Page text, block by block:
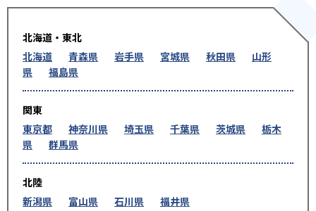
北海道・東北
北海道
青森県 岩手県 宮城県 秋田県
山形
県
福島県
関東
東京都
神奈川県 埼玉県 千葉県 茨城県
栃木
県
群馬県
北陸
新潟県
富山県 石川県 福井県